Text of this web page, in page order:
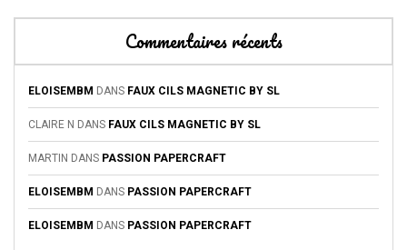
Commentaires récents
ELOISEMBM DANS FAUX CILS MAGNETIC BY SL
CLAIRE N DANS FAUX CILS MAGNETIC BY SL
MARTIN DANS PASSION PAPERCRAFT
ELOISEMBM DANS PASSION PAPERCRAFT
ELOISEMBM DANS PASSION PAPERCRAFT